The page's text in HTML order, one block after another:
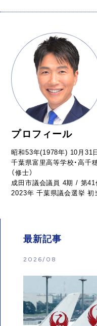
プロフィール
昭和53年(1978年) 10月31
千葉県富里高等学校・高千
（修士）
成田市議会議員 4期 / 第
2023年 千葉県議会選挙 初
最新記事
2026/08